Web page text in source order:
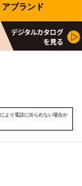
アブランド
より電話に出られない場合が